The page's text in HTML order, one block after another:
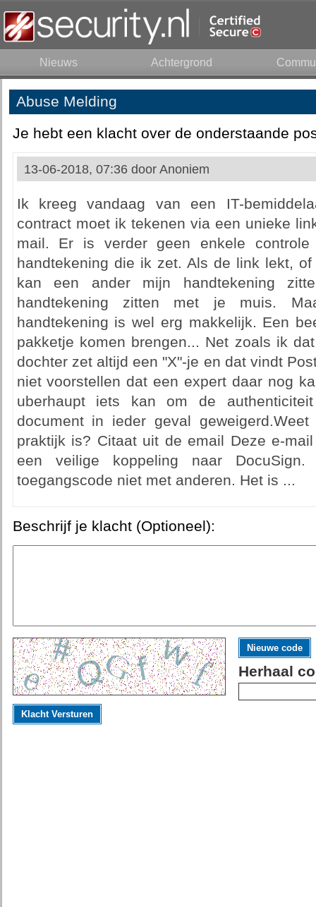
Nieuws Achtergrond
Abuse Melding
Je hebt een klacht over de onderstaande
13-06-2018, 07:36 door Anoniem
Ik kreeg vandaag van een IT-
contract moet ik tekenen via een unieke
mail. Er is verder geen enkele
handtekening die ik zet. Als de link lekt,
kan een ander mijn handtekening
handtekening zitten met je muis.
handtekening is wel erg makkelijk. Een
pakketje komen brengen... Net zoals ik
dochter zet altijd een "X"-je en dat vindt
niet voorstellen dat een expert daar nog
uberhaupt iets kan om de
document in ieder geval
praktijk is? Citaat uit de email Deze e-
een veilige koppeling naar
toegangscode niet met anderen. Het is ...
Beschrijf je klacht (Optioneel):
Nieuwe code
Herhaal
Klacht Versturen